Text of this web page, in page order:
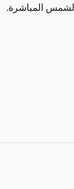
المباشرة.